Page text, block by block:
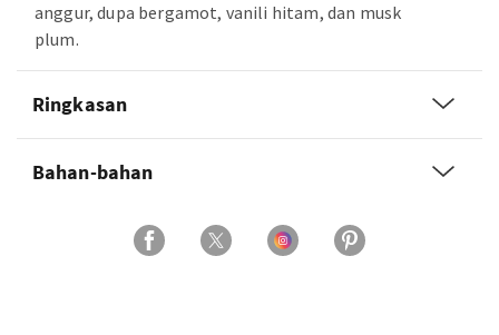
anggur, dupa bergamot, vanili hitam, dan musk
plum.
Ringkasan
Bahan-bahan